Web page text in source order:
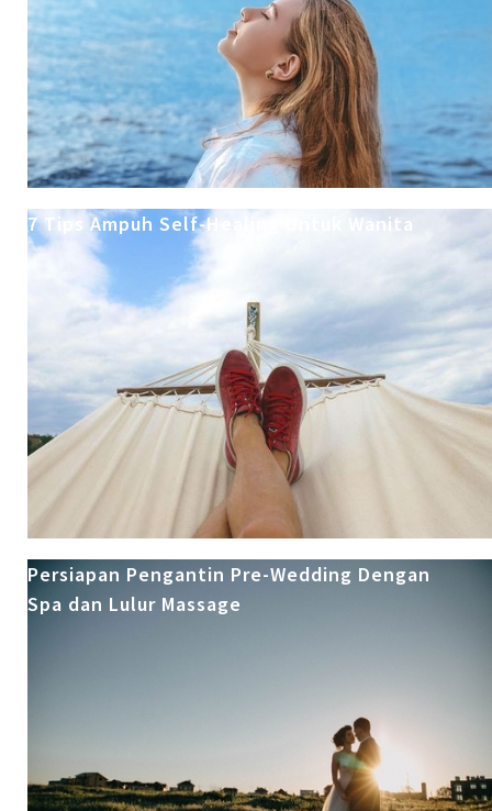
7 Tips Ampuh Self-Healing Untuk Wanita
Persiapan Pengantin Pre-Wedding Dengan
Spa dan Lulur Massage